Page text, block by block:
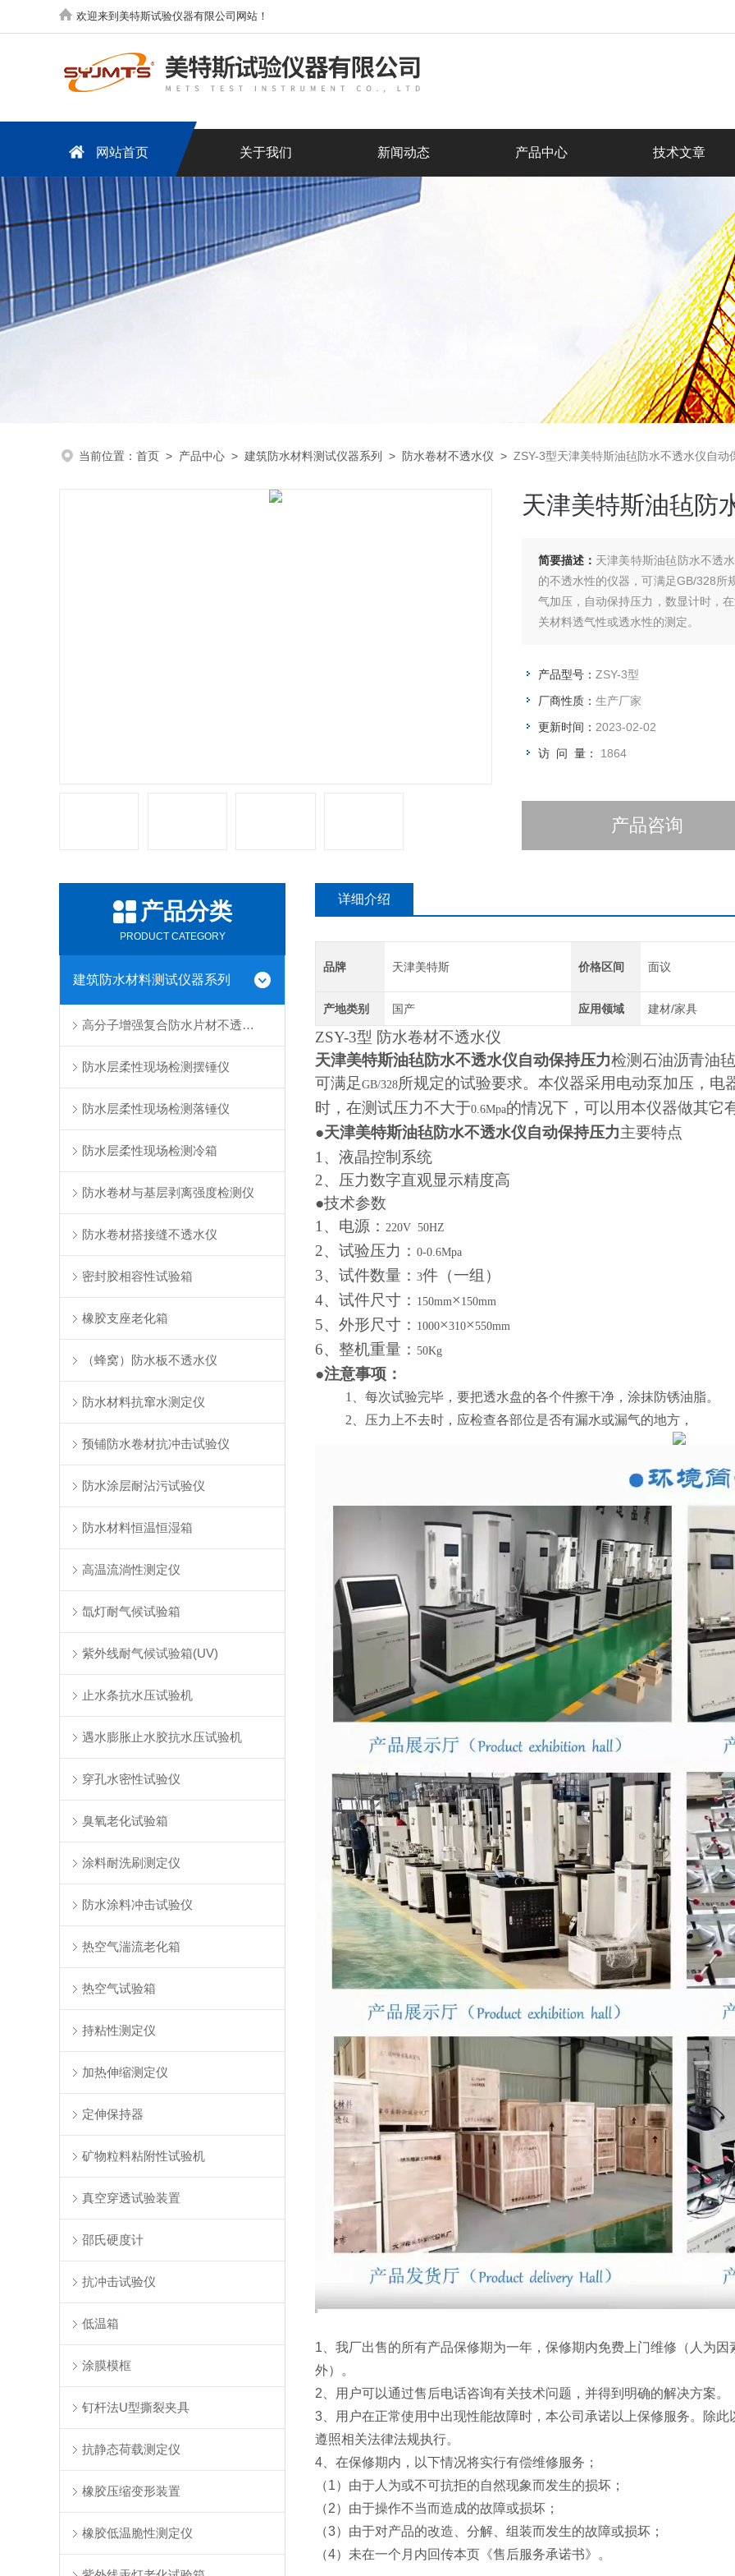
欢迎来到美特斯试验仪器有限公司网站！
网站首页 关于我们 新闻动态 产品中心 技术文章
当前位置： 首页 > 产品中心 > 建筑防水材料测试仪器系列 > 防水卷材不透水仪 > ZSY-3型天津美特斯油毡防水不透水仪自动
天津美特斯油毡防
简要描述： 天津美特斯油毡防水不透
的不透水性的仪器，可满足GB/328所
气加压，自动保持压力，数显计时，
关材料透气性或透水性的测定。
产品型号： ZSY-3型
厂商性质： 生产厂家
更新时间： 2023-02-02
访 问 量： 1864
产品咨询
产品分类
PRODUCT CATEGORY
建筑防水材料测试仪器系列
高分子增强复合防水片材不透水仪
防水层柔性现场检测摆锤仪
防水层柔性现场检测落锤仪
防水层柔性现场检测冷箱
防水卷材与基层剥离强度检测仪
防水卷材搭接缝不透水仪
密封胶相容性试验箱
橡胶支座老化箱
（蜂窝）防水板不透水仪
防水材料抗窜水测定仪
预铺防水卷材抗冲击试验仪
防水涂层耐沾污试验仪
防水材料恒温恒湿箱
高温流淌性测定仪
氙灯耐气候试验箱
紫外线耐气候试验箱(UV)
止水条抗水压试验机
遇水膨胀止水胶抗水压试验机
穿孔水密性试验仪
臭氧老化试验箱
涂料耐洗刷测定仪
防水涂料冲击试验仪
热空气湍流老化箱
热空气试验箱
持粘性测定仪
加热伸缩测定仪
定伸保持器
矿物粒料粘附性试验机
真空穿透试验装置
邵氏硬度计
抗冲击试验仪
低温箱
涂膜模框
钉杆法U型撕裂夹具
抗静态荷载测定仪
橡胶压缩变形装置
橡胶低温脆性测定仪
详细介绍
品牌 天津美特斯 价格区间 面议
产地类别 国产 应用领域 建材/家具
ZSY-3型 防水卷材不透水仪
天津美特斯油毡防水不透水仪自动保持压力检测石油沥青油
可满足 GB/328所规定的试验要求。本仪器采用电动泵加压，
时，在测试压力不大于0.6Mpa的情况下，可以用本仪器做其它
●天津美特斯油毡防水不透水仪自动保持压力主要特点
1 、液晶控制系统
2、压力数字直观显示精度高
●技术参数
1 、电源： 220V 50HZ
2、试验压力： 0-0.6Mpa
3、试件数量： 3件（一组）
4、试件尺寸： 150mm× 150mm
5、外形尺寸： 1000×310×550mm
6、整机重量： 50Kg
●注意事项：
1
、每次试验完毕，要把透水盘的各个件擦干净，涂抹防锈油脂。
2 、压力上不去时，应检查各部位是否有漏水或漏气的地方，
1 、我厂出售的所有产品保修期为一年，保修期内免费上门维修（人为
外）。
2 、用户可以通过售后电话咨询有关技术问题，并得到明确的解决方案。
3 、用户在正常使用中出现性能故障时，本公司承诺以上保修服务。除
遵照相关法律法规执行。
4 、在保修期内，以下情况将实行有偿维修服务；
（1）由于人为或不可抗拒的自然现象而发生的损坏；
（2）由于操作不当而造成的故障或损坏；
（3）由于对产品的改造、分解、组装而发生的故障或损坏；
（4）未在一个月内回传本页《售后服务承诺书》。